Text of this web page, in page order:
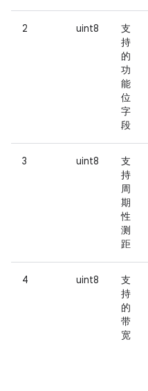
2 uint8
支
持
的
功
能
位
字
段
3 uint8
支
持
周
期
性
测
距
4 uint8
支
持
的
带
宽